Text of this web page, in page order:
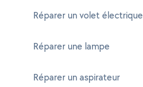
Réparer un volet électrique
Réparer une lampe
Réparer un aspirateur